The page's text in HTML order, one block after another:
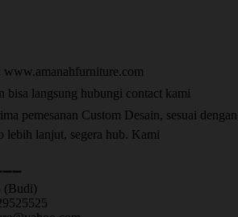
langsung hubungi contact kami
pemesanan Custom Desain, sesuai dengan
lebih lanjut, segera hub. Kami
ㅤ
(Budi)